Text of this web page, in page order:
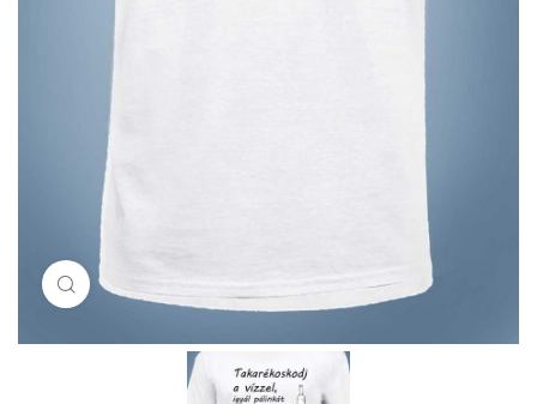
Click to enlarge